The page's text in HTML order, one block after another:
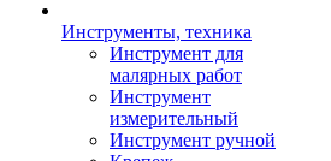
Инструменты, техника
Инструмент для
малярных работ
Инструмент
измерительный
Инструмент ручной